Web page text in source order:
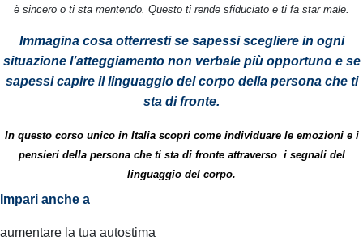
è sincero o ti sta mentendo. Questo ti rende sfiduciato e ti fa star male.
Immagina cosa otterresti se sapessi scegliere in ogni
situazione l’atteggiamento non verbale più opportuno e se
sapessi capire il linguaggio del corpo della persona che ti
sta di fronte.
In questo corso unico in Italia scopri come individuare le emozioni e i
pensieri della persona che ti sta di fronte attraverso i segnali del
linguaggio del corpo.
Impari anche a
aumentare la tua autostima